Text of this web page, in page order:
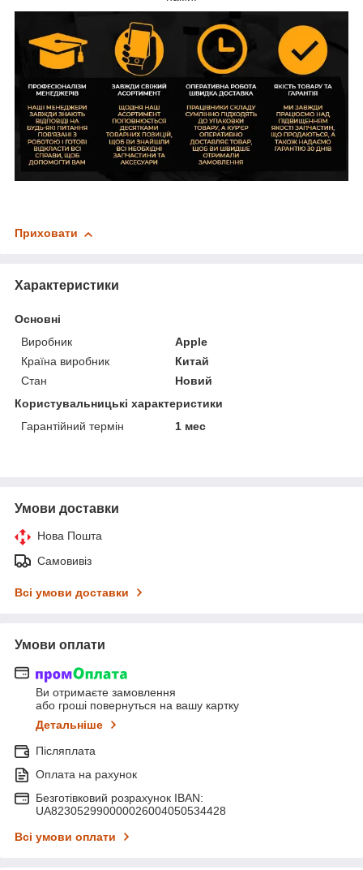
Приховати
Характеристики
Основні
Виробник
Apple
Країна виробник
Китай
Стан
Новий
Користувальницькі характеристики
Гарантійний термін
1 мес
Умови доставки
Нова Пошта
Самовивіз
Всі умови доставки
Умови оплати
Ви отримаєте замовлення
або гроші повернуться на вашу картку
Детальніше
Післяплата
Оплата на рахунок
Безготівковий розрахунок IBAN:
UA823052990000026004050534428
Всі умови оплати